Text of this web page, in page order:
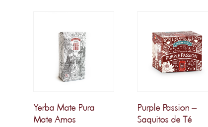
Yerba Mate Pura
Mate Amos
Purple Passion –
Saquitos de Té